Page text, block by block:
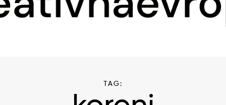
TAG: